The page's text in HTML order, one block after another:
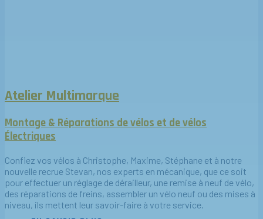
Atelier Multimarque
Montage & Réparations de vélos et de vélos
Électriques
Confiez vos vélos à Christophe, Maxime, Stéphane et à notre
nouvelle recrue Stevan, nos experts en mécanique, que ce soit
pour effectuer un réglage de dérailleur, une remise à neuf de vélo,
des réparations de freins, assembler un vélo neuf ou des mises à
niveau, ils mettent leur savoir-faire à votre service.